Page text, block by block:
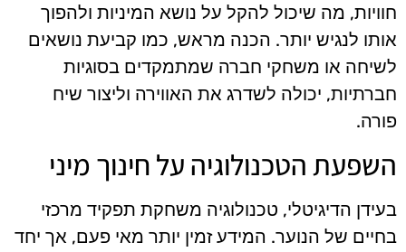
חוויות, מה שיכול להקל על נושא המיניות ולהפוך
אותו לנגיש יותר. הכנה מראש, כמו קביעת נושאים
לשיחה או משחקי חברה שמתמקדים בסוגיות
חברתיות, יכולה לשדרג את האווירה וליצור שיח
פורה.
השפעת הטכנולוגיה על חינוך מיני
בעידן הדיגיטלי, טכנולוגיה משחקת תפקיד מרכזי
בחיים של הנוער. המידע זמין יותר מאי פעם, אך יחד